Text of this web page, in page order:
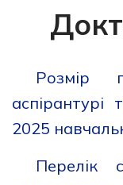
Розмір
2025
Перелік